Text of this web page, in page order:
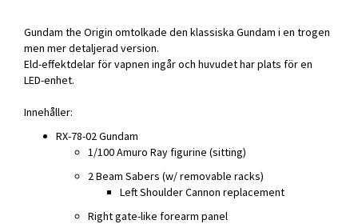
Gundam the Origin omtolkade den klassiska Gundam i en trogen
men mer detaljerad version.
Eld-effektdelar för vapnen ingår och huvudet har plats för en
LED-enhet.
Innehåller:
RX-78-02 Gundam
1/100 Amuro Ray figurine (sitting)
2 Beam Sabers (w/ removable racks)
Left Shoulder Cannon replacement
Right gate-like forearm panel